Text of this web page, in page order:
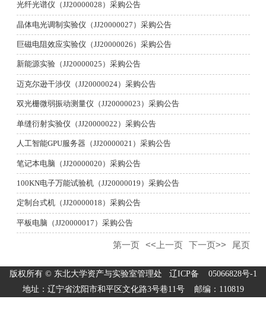
光纤光谱仪（JJ20000028）采购公告
晶体电光调制实验仪（JJ20000027）采购公告
巨磁电阻效应实验仪（JJ20000026）采购公告
新能源实验（JJ20000025）采购公告
迈克尔逊干涉仪（JJ20000024）采购公告
双光栅微弱振动测量仪（JJ20000023）采购公告
单缝衍射实验仪（JJ20000022）采购公告
人工智能GPU服务器（JJ20000021）采购公告
笔记本电脑（JJ20000020）采购公告
100KN电子万能试验机（JJ20000019）采购公告
定制台式机（JJ20000018）采购公告
平板电脑（JJ20000017）采购公告
第一页 <<上一页 下一页>> 尾页
版权所有 © 东北大学资产与实验室管理处 辽ICP备 05066828号-1
地址：辽宁省沈阳市和平区文化路3号巷11号 邮编：110819